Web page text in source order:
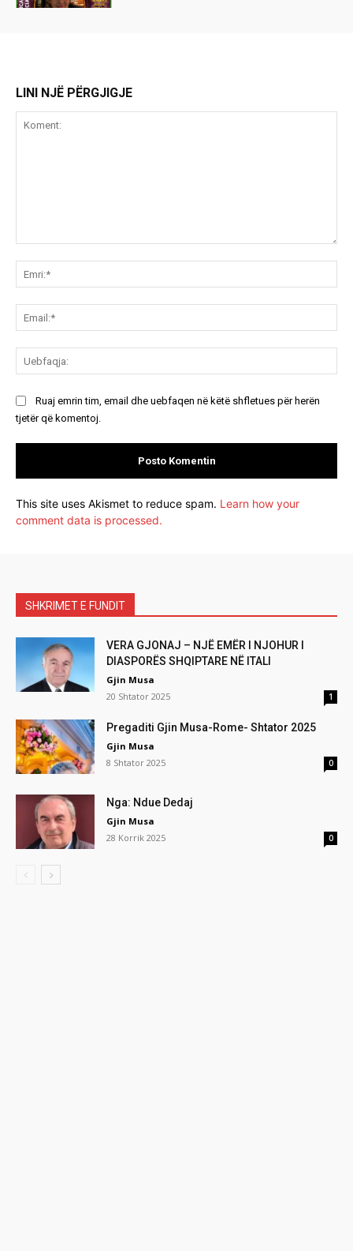
LINI NJË PËRGJIGJE
Ruaj emrin tim, email dhe uebfaqen në këtë shfletues për herën
tjetër që komentoj.
This site uses Akismet to reduce spam. Learn how your
comment data is processed.
SHKRIMET E FUNDIT
VERA GJONAJ – NJË EMËR I NJOHUR I
DIASPORËS SHQIPTARE NË ITALI
Gjin Musa
20 Shtator 2025
1
Pregaditi Gjin Musa-Rome- Shtator 2025
Gjin Musa
8 Shtator 2025
0
Nga: Ndue Dedaj
Gjin Musa
28 Korrik 2025
0